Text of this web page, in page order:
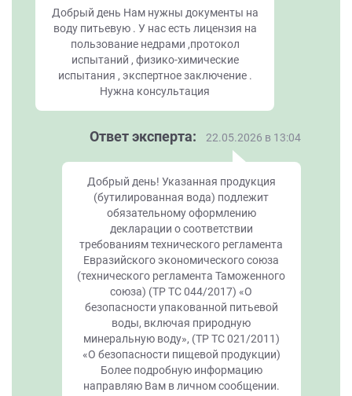
Добрый день Нам нужны документы на
воду питьевую . У нас есть лицензия на
пользование недрами ,протокол
испытаний , физико-химические
испытания , экспертное заключение .
Нужна консультация
Ответ эксперта: 22.05.2026 в 13:04
Добрый день! Указанная продукция
(бутилированная вода) подлежит
обязательному оформлению
декларации о соответствии
требованиям технического регламента
Евразийского экономического союза
(технического регламента Таможенного
союза) (ТР ТС 044/2017) «О
безопасности упакованной питьевой
воды, включая природную
минеральную воду», (ТР ТС 021/2011)
«О безопасности пищевой продукции)
Более подробную информацию
направляю Вам в личном сообщении.